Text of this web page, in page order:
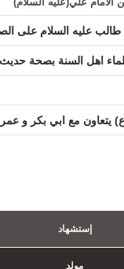
اهل السنة بصحة حديث
إستشهاد
مولد